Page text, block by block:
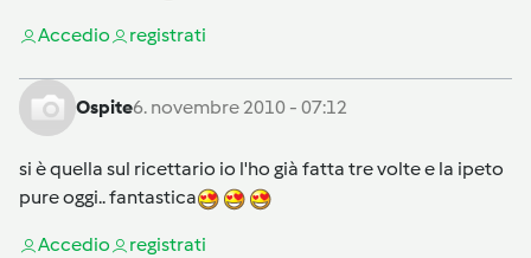
Accedio registrati
Ospite6. novembre 2010 - 07:12
si è quella sul ricettario io l'ho già fatta tre volte e la ipeto
pure oggi.. fantastica
Accedio registrati